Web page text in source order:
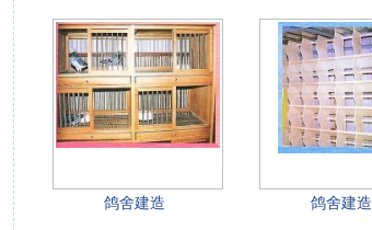
鸽舍建造 鸽舍建造